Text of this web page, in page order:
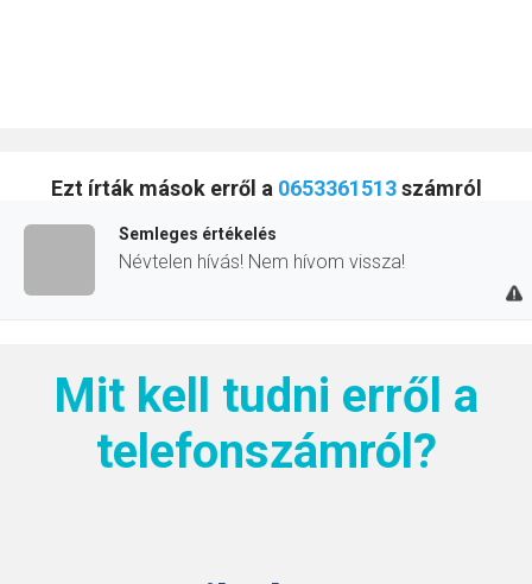
Ezt írták mások erről a 0653361513számról
Semleges értékelés
Névtelen hívás! Nem hívom vissza!
Mit kell tudni erről a
telefonszámról?